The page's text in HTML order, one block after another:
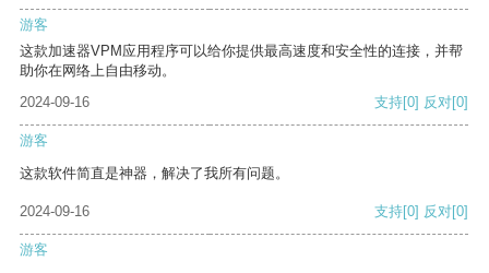
游客
这款加速器VPM应用程序可以给你提供最高速度和安全性的连接，并帮
助你在网络上自由移动。
2024-09-16
支持[0] 反对[0]
游客
这款软件简直是神器，解决了我所有问题。
2024-09-16 支持[0] 反对[0]
游客